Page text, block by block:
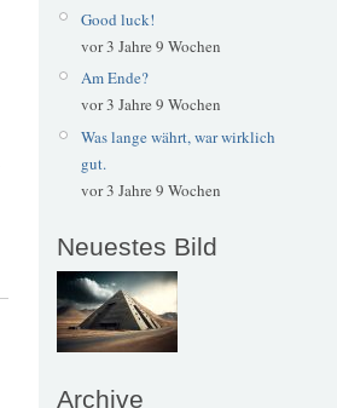
Good luck!
vor 3 Jahre 9 Wochen
Am Ende?
vor 3 Jahre 9 Wochen
Was lange währt, war wirklich
gut.
vor 3 Jahre 9 Wochen
Neuestes Bild
Archive